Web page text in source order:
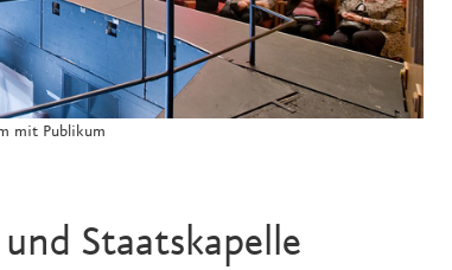
mit Publikum
Staatskapelle